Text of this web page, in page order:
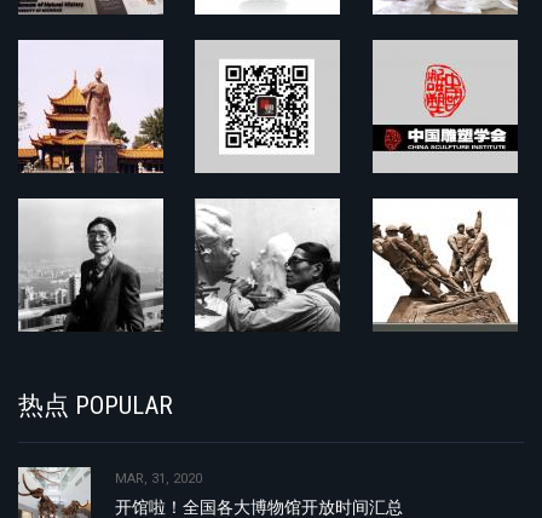
热点 POPULAR
MAR, 31, 2020
开馆啦！全国各大博物馆开放时间汇总